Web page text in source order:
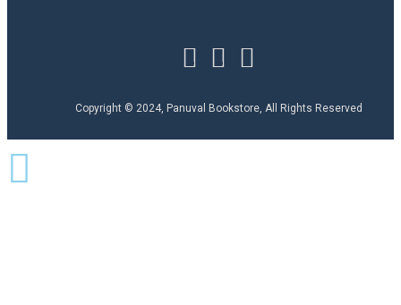
Copyright © 2024, Panuval Bookstore, All Rights Reserved